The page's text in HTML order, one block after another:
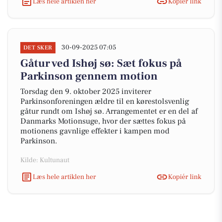
DET SKER 30-09-2025 07:05
Gåtur ved Ishøj sø: Sæt fokus på
Parkinson gennem motion
Torsdag den 9. oktober 2025 inviterer
Parkinsonforeningen ældre til en kørestolsvenlig
gåtur rundt om Ishøj sø. Arrangementet er en del af
Danmarks Motionsuge, hvor der sættes fokus på
motionens gavnlige effekter i kampen mod
Parkinson.
Kilde: Kultunaut
Læs hele artiklen her
Kopiér link